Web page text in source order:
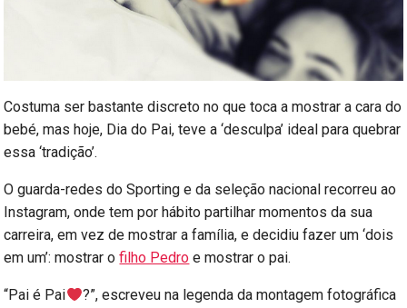
Costuma ser bastante discreto no que toca a mostrar a cara do
bebé, mas hoje, Dia do Pai, teve a ‘desculpa’ ideal para quebrar
essa ‘tradição’.
O guarda-redes do Sporting e da seleção nacional recorreu ao
Instagram, onde tem por hábito partilhar momentos da sua
carreira, em vez de mostrar a família, e decidiu fazer um ‘dois
em um’: mostrar ofilho Pedro e mostrar o pai.
“Pai é Pai
?”, escreveu na legenda da montagem fotográfica